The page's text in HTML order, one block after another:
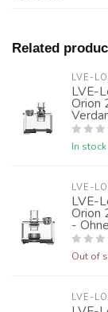
Related
LVE-
LVE-
Orion
In stock
LVE-
LVE-
Orion
-
Out of
LVE-